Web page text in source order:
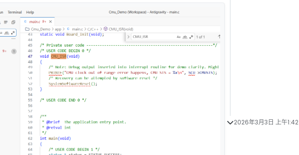
2026年3月3日 上午1:42